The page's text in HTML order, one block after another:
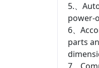
5.、
power-
6、
parts